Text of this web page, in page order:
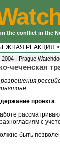
the conflict in the
РЕАКЦИЯ >
· Prague
чеченская
проекта
с
быть